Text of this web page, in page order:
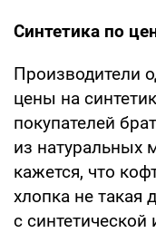
Синтетика по
Производители
цены на
покупателей
из натуральных
кажется, что
хлопка не такая
с